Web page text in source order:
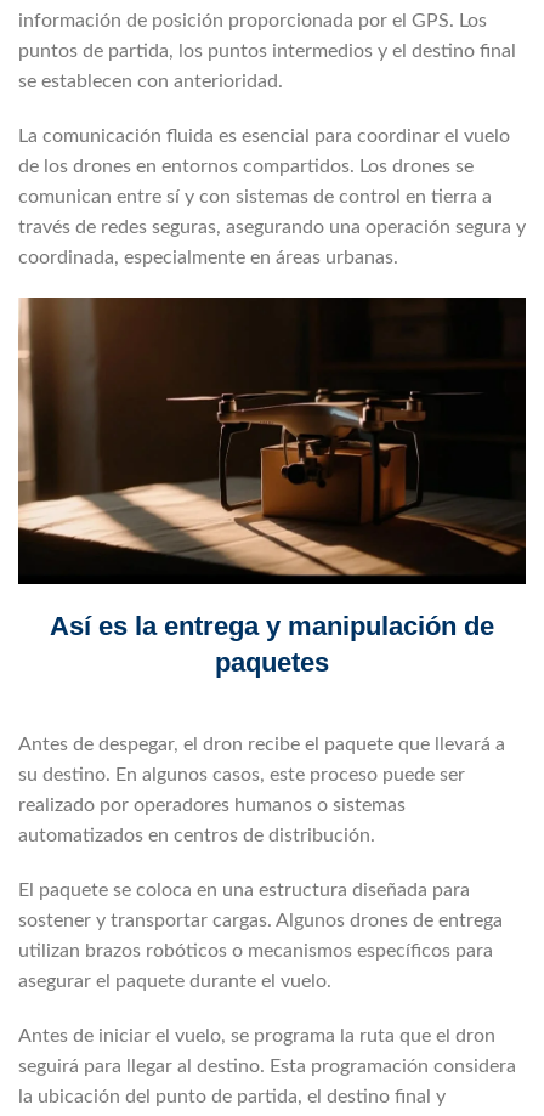
información de posición proporcionada por el GPS. Los
puntos de partida, los puntos intermedios y el destino final
se establecen con anterioridad.
La comunicación fluida es esencial para coordinar el vuelo
de los drones en entornos compartidos. Los drones se
comunican entre sí y con sistemas de control en tierra a
través de redes seguras, asegurando una operación segura y
coordinada, especialmente en áreas urbanas.
Así es la entrega y manipulación de
paquetes
Antes de despegar, el dron recibe el paquete que llevará a
su destino. En algunos casos, este proceso puede ser
realizado por operadores humanos o sistemas
automatizados en centros de distribución.
El paquete se coloca en una estructura diseñada para
sostener y transportar cargas. Algunos drones de entrega
utilizan brazos robóticos o mecanismos específicos para
asegurar el paquete durante el vuelo.
Antes de iniciar el vuelo, se programa la ruta que el dron
seguirá para llegar al destino. Esta programación considera
la ubicación del punto de partida, el destino final y